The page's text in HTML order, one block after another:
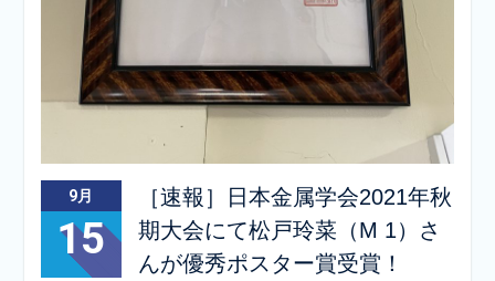
9月
15
［速報］日本金属学会2021年秋
期大会にて松戸玲菜（M 1）さ
んが優秀ポスター賞受賞！